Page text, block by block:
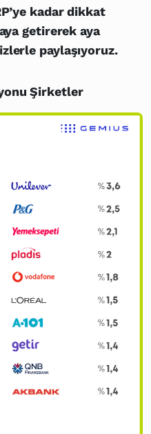
kadar dikkat
getirerek aya
paylaşıyoruz.
Şirketler